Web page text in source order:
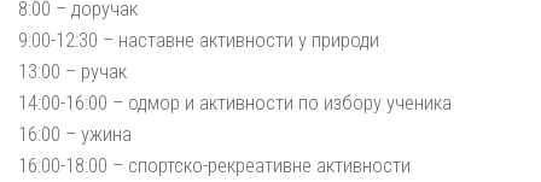
8:00 – доручак
9:00-12:30 – наставне активности у природи
13:00 – ручак
14:00-16:00 – одмор и активности по избору ученика
16:00 – ужина
16:00-18:00 – спортско-рекреативне активности